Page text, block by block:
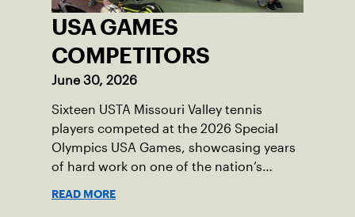
USA GAMES
COMPETITORS
June 30, 2026
Sixteen USTA Missouri Valley tennis
players competed at the 2026 Special
Olympics USA Games, showcasing years
of hard work on one of the nation’s
READ MORE